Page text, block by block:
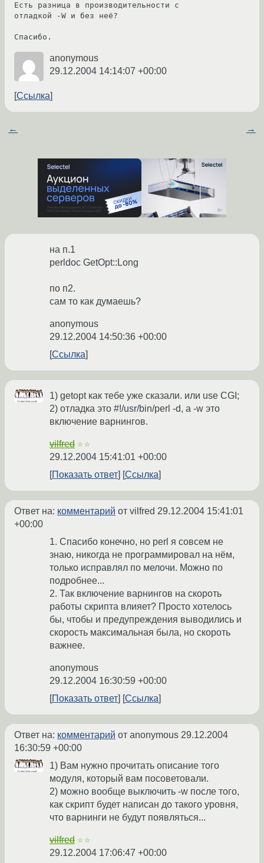
Есть разница в производительности с
отладкой -W и без неё?
Спасибо.
anonymous
29.12.2004 14:14:07 +00:00
Ссылка
← →
на п.1
perldoc GetOpt::Long
по п2.
сам то как думаешь?
anonymous
29.12.2004 14:50:36 +00:00
Ссылка
1) getopt как тебе уже сказали. или use CGI;
2) отладка это #!/usr/bin/perl -d, а -w это
включение варнингов.
vilfred ☆☆
29.12.2004 15:41:01 +00:00
Показать ответ
Ссылка
Ответ на: комментарий от vilfred 29.12.2004 15:41:01
+00:00
1. Спасибо конечно, но perl я совсем не
знаю, никогда не программировал на нём,
только исправлял по мелочи. Можно по
подробнее...
2. Так включение варнингов на скороть
работы скрипта влияет? Просто хотелось
бы, чтобы и предупреждения выводились и
скорость максимальная была, но скороть
важнее.
anonymous
29.12.2004 16:30:59 +00:00
Показать ответ
Ссылка
Ответ на: комментарий от anonymous 29.12.2004
16:30:59 +00:00
1) Вам нужно прочитать описание того
модуля, который вам посоветовали.
2) можно вообще выключить -w после того,
как скрипт будет написан до такого уровня,
что варнинги не будут появляться...
vilfred ☆☆
29.12.2004 17:06:47 +00:00